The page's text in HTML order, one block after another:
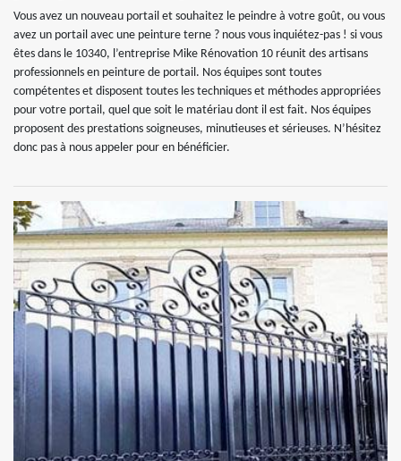
Vous avez un nouveau portail et souhaitez le peindre à votre goût, ou vous
avez un portail avec une peinture terne ? nous vous inquiétez-pas ! si vous
êtes dans le 10340, l’entreprise Mike Rénovation 10 réunit des artisans
professionnels en peinture de portail. Nos équipes sont toutes
compétentes et disposent toutes les techniques et méthodes appropriées
pour votre portail, quel que soit le matériau dont il est fait. Nos équipes
proposent des prestations soigneuses, minutieuses et sérieuses. N’hésitez
donc pas à nous appeler pour en bénéficier.